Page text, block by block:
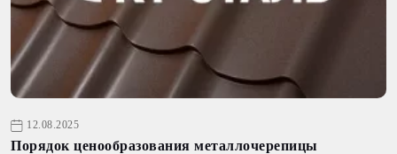
12.08.2025
Порядок ценообразования металлочерепицы